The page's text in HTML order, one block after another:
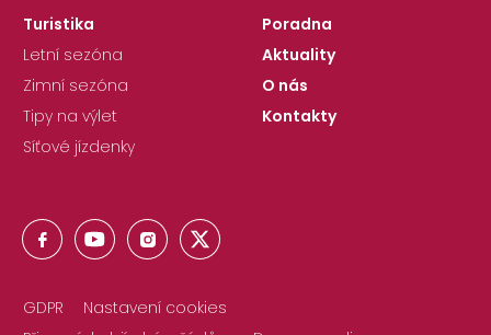
Turistika
Letní sezóna
Zimní sezóna
Tipy na výlet
Síťové jízdenky
Poradna
Aktuality
O nás
Kontakty
GDPR
Nastavení cookies